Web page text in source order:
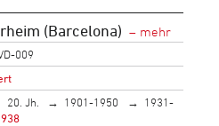
(Barcelona)
009
20. Jh. 1901-1950
1931-